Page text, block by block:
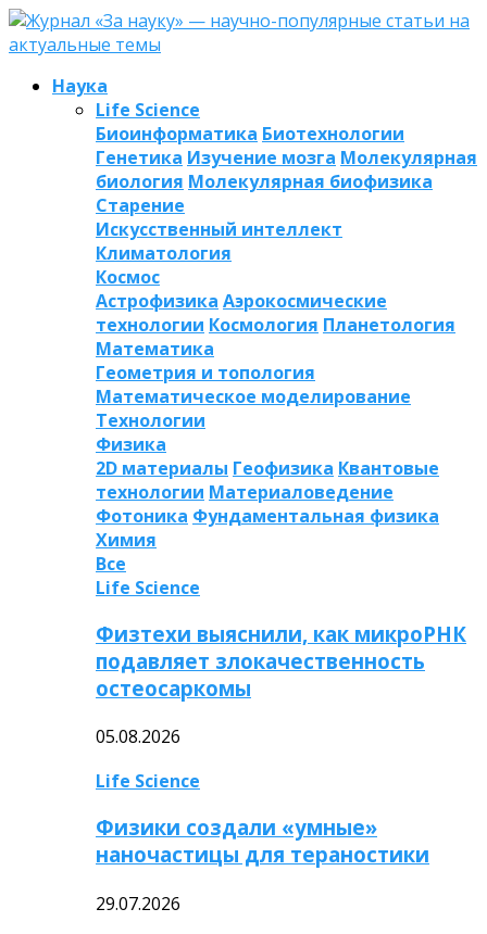
Наука
Life Science
Биоинформатика Биотехнологии
Генетика Изучение мозга Молекулярная
биология Молекулярная биофизика
Старение
Искусственный интеллект
Климатология
Космос
Астрофизика Аэрокосмические
технологии Космология Планетология
Математика
Геометрия и топология
Математическое моделирование
Технологии
Физика
2D материалы Геофизика Квантовые
технологии Материаловедение
Фотоника Фундаментальная физика
Химия
Все
Life Science
Физтехи выяснили, как микроРНК
подавляет злокачественность
остеосаркомы
05.08.2026
Life Science
Физики создали «умные»
наночастицы для тераностики
29.07.2026